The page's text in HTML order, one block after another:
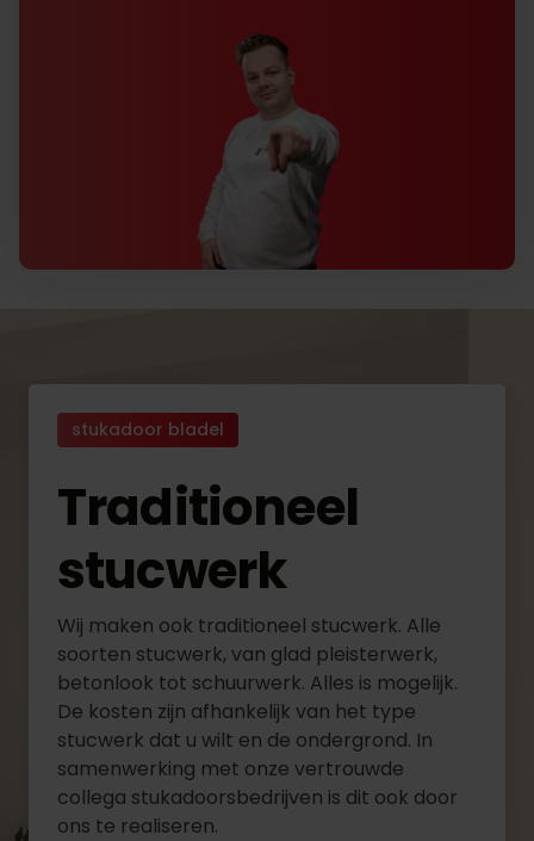
stukadoor bladel
Traditioneel
stucwerk
Wij maken ook traditioneel stucwerk. Alle
soorten stucwerk, van glad pleisterwerk,
betonlook tot schuurwerk. Alles is mogelijk.
De kosten zijn afhankelijk van het type
stucwerk dat u wilt en de ondergrond. In
samenwerking met onze vertrouwde
collega stukadoorsbedrijven is dit ook door
ons te realiseren.